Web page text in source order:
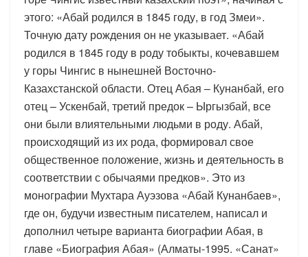
этого: «Абай родился в 1845 году, в год Змеи».
Точную дату рождения он не указывает. «Абай
родился в 1845 году в роду тобыкты, кочевавшем
у горы Чингис в нынешней Восточно-
Казахстанской области. Отец Абая – Кунанбай, его
отец – Ускенбай, третий предок – Ыргызбай, все
они были влиятельными людьми в роду. Абай,
происходящий из их рода, формировал свое
общественное положение, жизнь и деятельность в
соответствии с обычаями предков». Это из
монографии Мухтара Ауэзова «Абай Кунанбаев»,
где он, будучи известным писателем, написал и
дополнил четыре варианта биографии Абая, в
главе «Биография Абая» (Алматы-1995. «Санат»